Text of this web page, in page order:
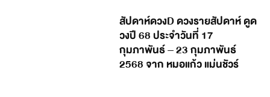
สัปดาห์ดวงD ดวงรายสัปดาห์ ดูด
วงปี 68 ประจำวันที่ 17
กุมภาพันธ์ – 23 กุมภาพันธ์
2568 จาก หมอแก้ว แม่นชัวร์